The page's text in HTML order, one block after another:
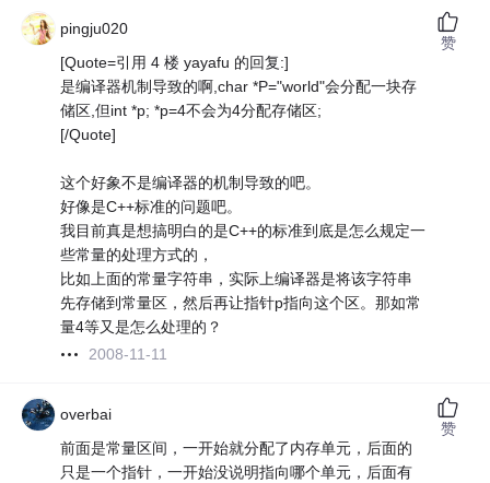
pingju020
[Quote=引用 4 楼 yayafu 的回复:]
是编译器机制导致的啊,char *P="world"会分配一块存
储区,但int *p; *p=4不会为4分配存储区;
[/Quote]
这个好象不是编译器的机制导致的吧。
好像是C++标准的问题吧。
我目前真是想搞明白的是C++的标准到底是怎么规定一
些常量的处理方式的，
比如上面的常量字符串，实际上编译器是将该字符串
先存储到常量区，然后再让指针p指向这个区。那如常
量4等又是怎么处理的？
2008-11-11
赞
overbai
前面是常量区间，一开始就分配了内存单元，后面的
只是一个指针，一开始没说明指向哪个单元，后面有
赞